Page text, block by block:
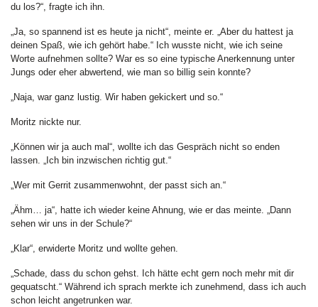
du los?“, fragte ich ihn.
„Ja, so spannend ist es heute ja nicht“, meinte er. „Aber du hattest ja
deinen Spaß, wie ich gehört habe.“ Ich wusste nicht, wie ich seine
Worte aufnehmen sollte? War es so eine typische Anerkennung unter
Jungs oder eher abwertend, wie man so billig sein konnte?
„Naja, war ganz lustig. Wir haben gekickert und so.“
Moritz nickte nur.
„Können wir ja auch mal“, wollte ich das Gespräch nicht so enden
lassen. „Ich bin inzwischen richtig gut.“
„Wer mit Gerrit zusammenwohnt, der passt sich an.“
„Ähm… ja“, hatte ich wieder keine Ahnung, wie er das meinte. „Dann
sehen wir uns in der Schule?“
„Klar“, erwiderte Moritz und wollte gehen.
„Schade, dass du schon gehst. Ich hätte echt gern noch mehr mit dir
gequatscht.“ Während ich sprach merkte ich zunehmend, dass ich auch
schon leicht angetrunken war.